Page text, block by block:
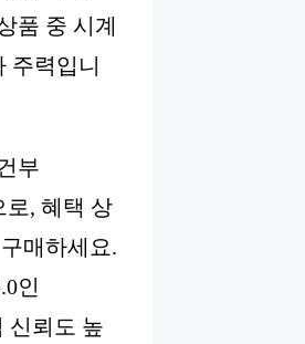
품 중 시계
주력입니
부
로, 혜택 상
매하세요.
인
신뢰도 높